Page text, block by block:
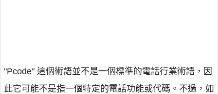
"Pcode" 這個術語並不是一個標準的電話行業術語，因
此它可能不是指一個特定的電話功能或代碼。不過，如